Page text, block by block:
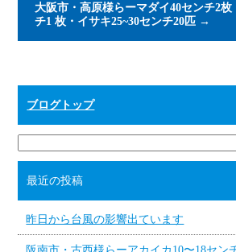
大阪市・高原様らーマダイ40センチ2枚
チ1 枚・イサキ25~30センチ20匹 →
ブログトップ
最近の投稿
昨日から台風の影響出ています